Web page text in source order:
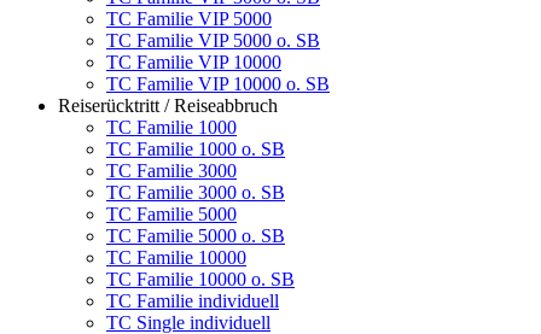
TC Familie VIP 5000
TC Familie VIP 5000 o. SB
TC Familie VIP 10000
TC Familie VIP 10000 o. SB
Reiserücktritt / Reiseabbruch
TC Familie 1000
TC Familie 1000 o. SB
TC Familie 3000
TC Familie 3000 o. SB
TC Familie 5000
TC Familie 5000 o. SB
TC Familie 10000
TC Familie 10000 o. SB
TC Familie individuell
TC Single individuell